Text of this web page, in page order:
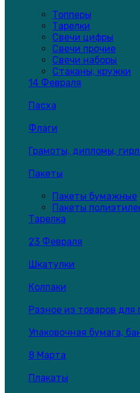
Топперы
Тарелки
Свечи цифры
Свечи прочие
Свечи наборы
Стаканы, кружки
14 Февраля
Пасха
Флаги
Грамоты, дипломы,
Пакеты
Пакеты бумажные
Пакеты
Тарелка
23 Февраля
Шкатулки
Колпаки
Разное из товаров для
Упаковочная бумага,
8 Марта
Плакаты